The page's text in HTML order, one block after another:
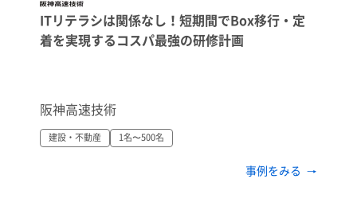
ITリテラシは関係なし！短期間でBox移行・定
着を実現するコスパ最強の研修計画
阪神高速技術
建設・不動産 1名〜500名
事例をみる